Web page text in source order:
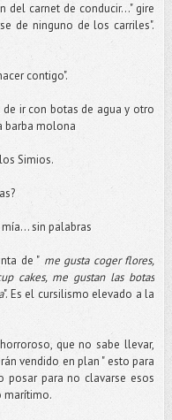
del carnet de conducir..." gire
de ninguno de los carriles".
contigo".
ir con botas de agua y otro
barba molona
Simios.
sin palabras
de " me gusta coger flores,
cakes, me gustan las botas
". Es el cursilismo elevado a la
que no sabe llevar,
vendido en plan " esto para
posar para no clavarse esos
marítimo.